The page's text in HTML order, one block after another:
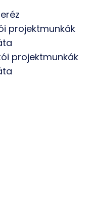
projektmunkák
projektmunkák